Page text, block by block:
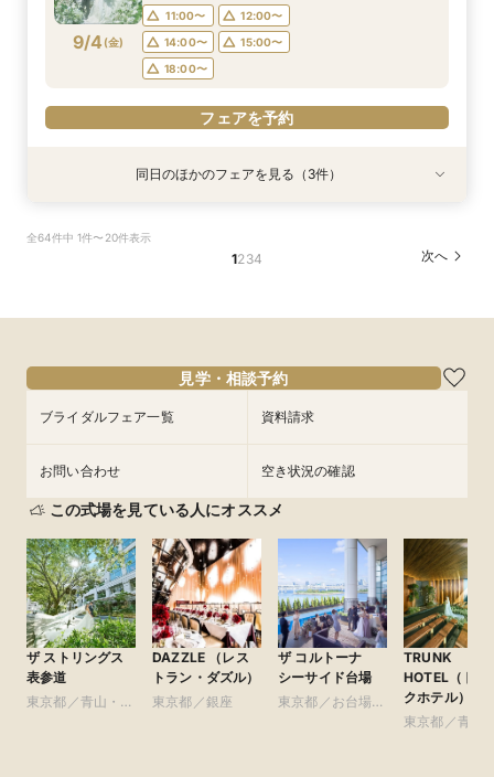
フェアを予約
17:30〜
フェアを予約
17:30〜
フェアを予約
9/4 (金)
11:00〜
12:00〜
14:00〜
15:00〜
18:00〜
フェアを予約
9/4
豪華10大特典付き
フェアを予約
衣装試着 特典あり
9/4
★貸切体験＆相談会
衣装試着 特典あり
9/4
挙式体験＆豪華試食付き
同日のほかのフェアを見る（3件）
全64件中 1件〜20件表示
1234 次へ
見学・相談予約
ブライダルフェア一覧 資料請求
お問い合わせ 空き状況の確認
この式場を見ている人にオススメ
ザ ストリングス
表参道
東京都／青山・表
DAZZLE （レス
トラン・ダズル）
東京都／銀座
ザ コルトーナ
シーサイド台場
東京都／お台場・
TRUNK
HOTEL（トラ
クホテル）
東京都／青山